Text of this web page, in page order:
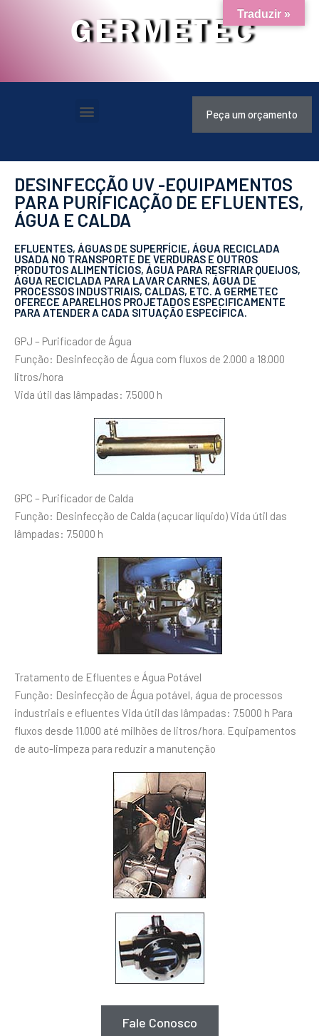
GERMETEC
Peça um orçamento
DESINFECÇÃO UV -EQUIPAMENTOS
PARA PURIFICAÇÃO DE EFLUENTES,
ÁGUA E CALDA
EFLUENTES, ÁGUAS DE SUPERFÍCIE, ÁGUA RECICLADA
USADA NO TRANSPORTE DE VERDURAS E OUTROS
PRODUTOS ALIMENTÍCIOS, ÁGUA PARA RESFRIAR QUEIJOS,
ÁGUA RECICLADA PARA LAVAR CARNES, ÁGUA DE
PROCESSOS INDUSTRIAIS, CALDAS, ETC. A GERMETEC
OFERECE APARELHOS PROJETADOS ESPECIFICAMENTE
PARA ATENDER A CADA SITUAÇÃO ESPECÍFICA.
GPJ – Purificador de Água
Função: Desinfecção de Água com fluxos de 2.000 a 18.000
litros/hora
Vida útil das lâmpadas: 7.5000 h
GPC – Purificador de Calda
Função: Desinfecção de Calda (açucar líquido) Vida útil das
lâmpadas: 7.5000 h
Tratamento de Efluentes e Água Potável
Função: Desinfecção de Água potável, água de processos
industriais e efluentes Vida útil das lâmpadas: 7.5000 h Para
fluxos desde 11.000 até milhões de litros/hora. Equipamentos
de auto-limpeza para reduzir a manutenção
Fale Conosco
Traduzir »